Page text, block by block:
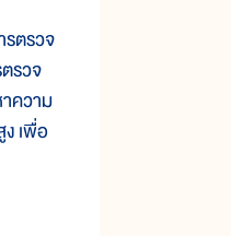
ตรวจ
รวจ
ความ
เพื่อ